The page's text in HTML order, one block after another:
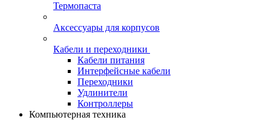
Термопаста
Аксессуары для корпусов
Кабели и переходники
Кабели питания
Интерфейсные кабели
Переходники
Удлинители
Контроллеры
Компьютерная техника